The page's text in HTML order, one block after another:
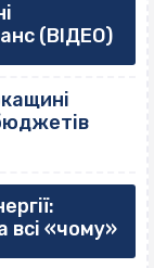
(ВІДЕО)
всі «чому»